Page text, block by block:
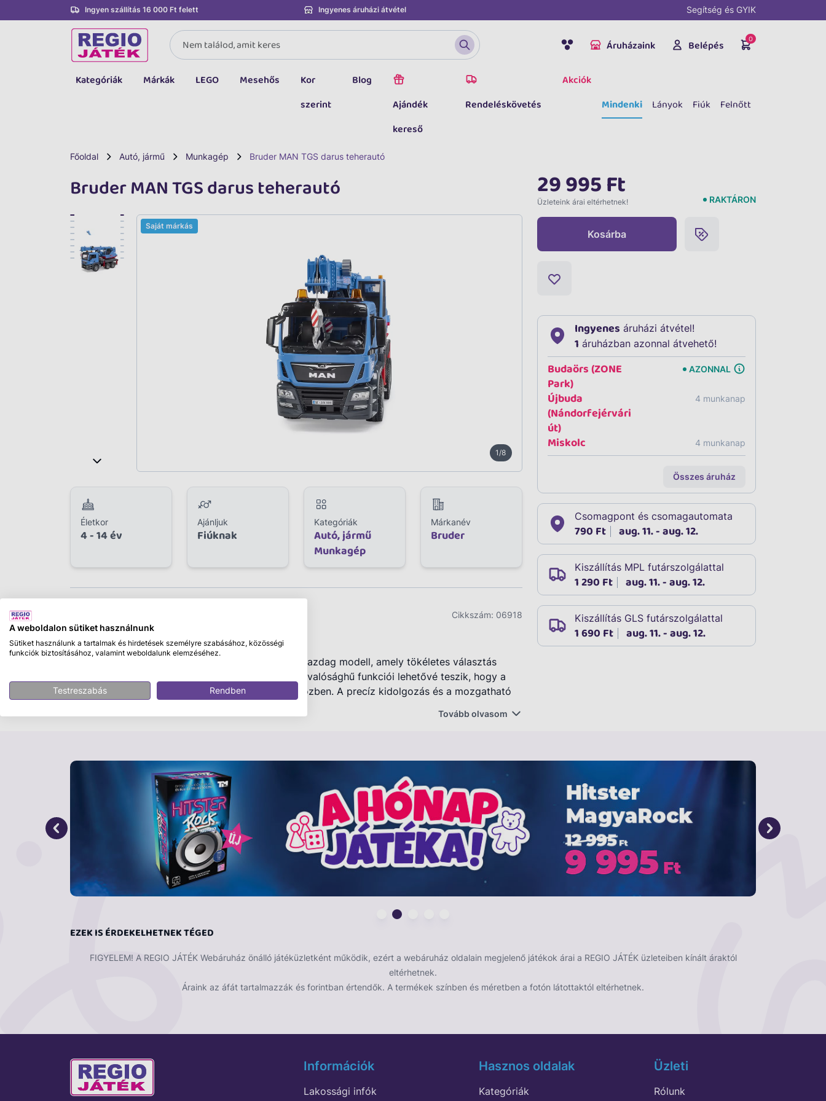
Ingyen szállítás 16 000 Ft felett Ingyenes áruházi átvétel Segítség és GYIK
Áruházaink Belépés 0
Kategóriák
LEGO
Baba, babakocsi
Bébijáték, kellék
Sportszer, labda
Márkák LEGO Mesehős
Kor
szerint
Blog
Ajándék
kereső
Rendeléskövetés
Akciók
Mindenki
Lányok Fiúk Felnőtt
Főoldal Autó, jármű Munkagép Bruder MAN TGS darus teherautó
Bruder MAN TGS darus teherautó
1/8
Saját márkás
Életkor
4 - 14 év
Ajánljuk
Fiúknak
Kategóriák
Autó, jármű
Munkagép
Márkanév
Bruder
Cikkszám: 06918
MAN TGS darus teherautó
Az MAN darus teherautó egy sokoldalú és részletgazdag modell, amely tökéletes választás
minden építkezős játékhoz. Masszív kialakítása és valósághű funkciói lehetővé teszik, hogy a
gyerekek valódi munkagépként használják játék közben. A precíz kidolgozás és a mozgatható
biztonságos használatot. A 360°-ban forgatható daru és a kihajtható támasztólábak stabil és
hatékony munkavégzést biztosítanak. A nyitható ajtóval ellátott fülkében figurák is
elhelyezhetők, így a játék még élethűbbé válik.
összecsukható külső tükrök
kihajtható támasztólábak a stabil működéshez
360°-ban forgatható daru
állítható hosszúságú és dőlésszögű darukar
részletes, minőségi kidolgozás
méretek: 52,2 × 18,0 × 28,2 cm
Figyelmeztetés
Tovább olvasom
29 995 Ft
Üzleteink árai eltérhetnek! RAKTÁRON
Kosárba
Ingyenes áruházi átvétel!
1 áruházban azonnal átvehető!
Budaörs (ZONE
Park)
AZONNAL
Újbuda
(Nándorfejérvári
út)
4 munkanap
Miskolc 4 munkanap
Összes áruház
Csomagpont és csomagautomata
790 Ft aug. 11. - aug. 12.
Kiszállítás MPL futárszolgálattal
1 290 Ft aug. 11. - aug. 12.
Kiszállítás GLS futárszolgálattal
1 690 Ft aug. 11. - aug. 12.
EZEK IS ÉRDEKELHETNEK TÉGED
FIGYELEM! A REGIO JÁTÉK Webáruház önálló játéküzletként működik, ezért a webáruház oldalain megjelenő játékok árai a REGIO JÁTÉK üzleteiben kínált áraktól
eltérhetnek.
Áraink az áfát tartalmazzák és forintban értendők. A termékek színben és méretben a fotón látottaktól eltérhetnek.
Információk
Lakossági infók
Hasznos oldalak
Kategóriák
Üzleti
Rólunk
A weboldalon sütiket használnunk
Sütiket használunk a tartalmak és hirdetések személyre szabásához, közösségi
funkciók biztosításához, valamint weboldalunk elemzéséhez.
Testreszabás Rendben